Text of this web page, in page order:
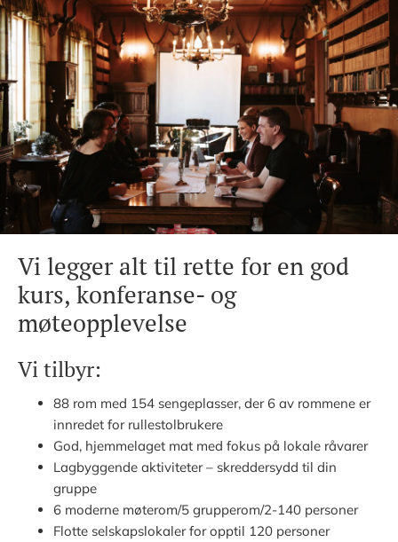
Vi legger alt til rette for en god
kurs, konferanse- og
møteopplevelse
Vi tilbyr:
88 rom med 154 sengeplasser, der 6 av rommene er
innredet for rullestolbrukere
God, hjemmelaget mat med fokus på lokale råvarer
Lagbyggende aktiviteter – skreddersydd til din
gruppe
6 moderne møterom/5 grupperom/2-140 personer
Flotte selskapslokaler for opptil 120 personer